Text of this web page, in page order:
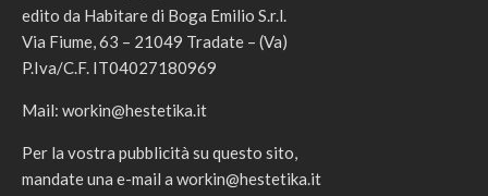
edito da Habitare di Boga Emilio S.r.l.
Via Fiume, 63 – 21049 Tradate – (Va)
P.Iva/C.F. IT04027180969
Mail: workin@hestetika.it
Per la vostra pubblicità su questo sito,
mandate una e-mail a workin@hestetika.it